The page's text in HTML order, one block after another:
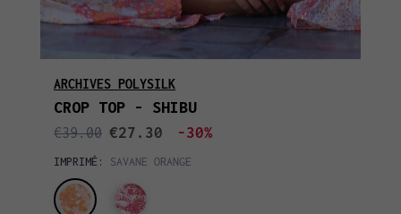
ARCHIVES POLYSILK
CROP TOP - SHIBU
€39.00 €27.30 -30%
IMPRIMÉ: SAVANE ORANGE